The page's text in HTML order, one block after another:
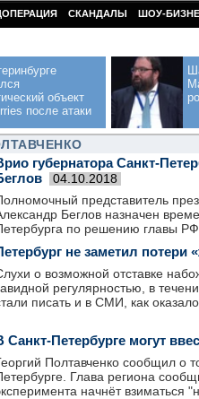
СКАНДАЛЫ ШОУ-
объект
после атаки
губернатора Санкт-
04.10.2018
представитель
Беглов назначен
по решению главы
не заметил потери
о возможной отставке
регулярностью, в
писать и в СМИ, как
Санкт-Петербурге могут
Полтавченко сообщил о
Глава региона
начнёт взиматься